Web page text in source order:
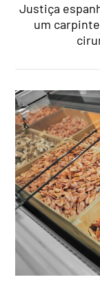
Justiça
um